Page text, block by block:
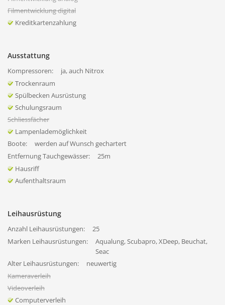
Filmentwicklung digital
Kreditkartenzahlung
Ausstattung
Kompressoren:
ja, auch Nitrox
Trockenraum
Spülbecken Ausrüstung
Schulungsraum
Schliessfächer
Lampenlademöglichkeit
Boote:
werden auf Wunsch gechartert
Entfernung Tauchgewässer:
25m
Hausriff
Aufenthaltsraum
Leihausrüstung
Anzahl Leihausrüstungen:
25
Marken Leihausrüstungen:
Aqualung, Scubapro, XDeep, Beuchat,
Seac
Alter Leihausrüstungen:
neuwertig
Kameraverleih
Videoverleih
Computerverleih